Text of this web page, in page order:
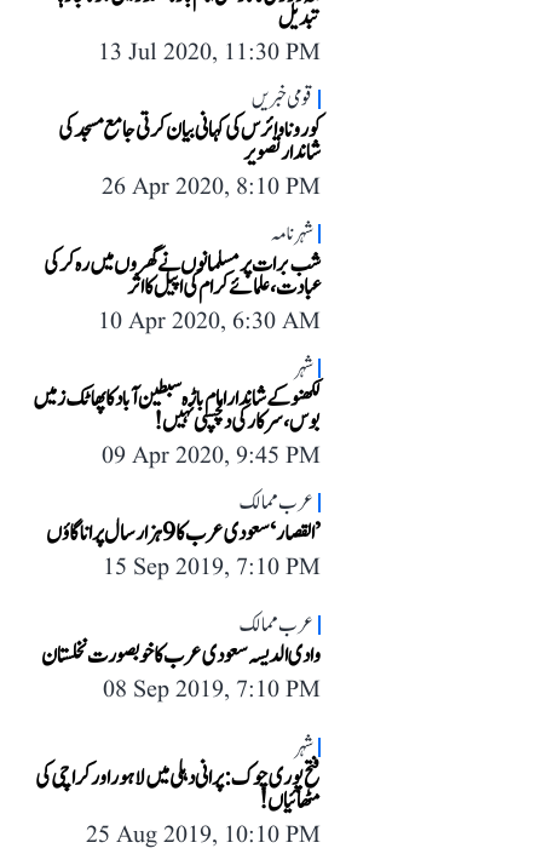
تبدیل
13 Jul 2020, 11:30 PM
قومی خبریں
کورونا وائرس کی کہانی بیان کرتی جامع مسجد کی
شاندار تصویر
26 Apr 2020, 8:10 PM
شہرنامہ
شب برات پر مسلمانوں نے گھروں میں رہ کر کی
عبادت ، علمائے کرام کی اپیل کا اثر
10 Apr 2020, 6:30 AM
شہر
لکھنو کے شاندار امام باڑہ سبطین آباد کا پھاٹک زمیں
بوس، سرکار کی دلچسپی نہیں!
09 Apr 2020, 9:45 PM
عرب ممالک
’القصار‘ سعودی عرب کا 9 ہزار سال پرانا گاؤں
15 Sep 2019, 7:10 PM
عرب ممالک
وادی الدیسہ سعودی عرب کا خوبصورت نخلستان
08 Sep 2019, 7:10 PM
شہر
فتح پوری چوک: پرانی دہلی میں لاہور اور کراچی کی
مٹھائیاں!
25 Aug 2019, 10:10 PM